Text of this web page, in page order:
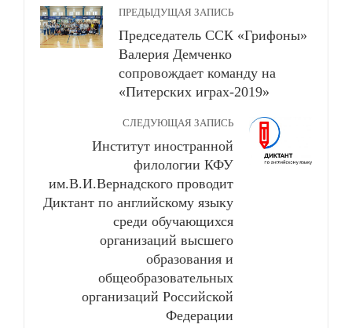
ПРЕДЫДУЩАЯ ЗАПИСЬ
Председатель ССК «Грифоны»
Валерия Демченко
сопровождает команду на
«Питерских играх-2019»
СЛЕДУЮЩАЯ ЗАПИСЬ
Институт иностранной
филологии КФУ
им.В.И.Вернадского проводит
Диктант по английскому языку
среди обучающихся
организаций высшего
образования и
общеобразовательных
организаций Российской
Федерации